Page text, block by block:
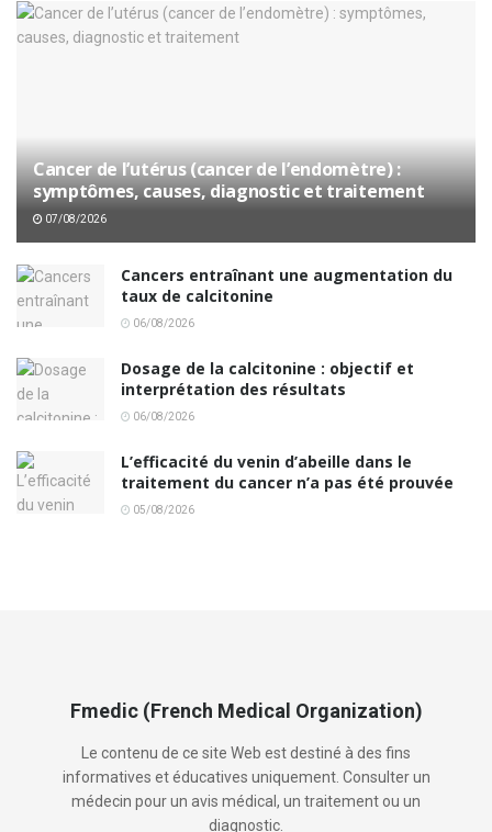
Cancer de l’utérus (cancer de l’endomètre) :
symptômes, causes, diagnostic et traitement
07/08/2026
Cancers entraînant une augmentation du
taux de calcitonine
06/08/2026
Dosage de la calcitonine : objectif et
interprétation des résultats
06/08/2026
L’efficacité du venin d’abeille dans le
traitement du cancer n’a pas été prouvée
05/08/2026
Fmedic (French Medical Organization)
Le contenu de ce site Web est destiné à des fins
informatives et éducatives uniquement. Consulter un
médecin pour un avis médical, un traitement ou un
diagnostic.